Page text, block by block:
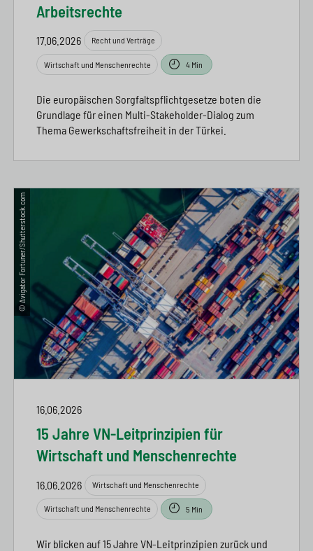
Arbeitsrechte
17.06.2026 Recht und Verträge
Wirtschaft und Menschenrechte 4 Min
Die europäischen Sorgfaltspflichtgesetze boten die
Grundlage für einen Multi-Stakeholder-Dialog zum
Thema Gewerkschaftsfreiheit in der Türkei.
© Avigator Fortuner/Shutterstock.com
16.06.2026
15 Jahre VN-Leitprinzipien für
Wirtschaft und Menschenrechte
16.06.2026 Wirtschaft und Menschenrechte
Wirtschaft und Menschenrechte 5 Min
Wir blicken auf 15 Jahre VN-Leitprinzipien zurück und